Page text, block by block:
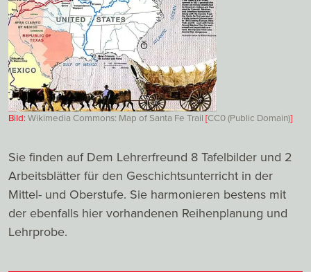
Bild:Wikimedia Commons: Map of Santa Fe Trail [CC0 (Public Domain)]
Sie finden auf Dem Lehrerfreund 8 Tafelbilder und 2
Arbeitsblätter für den Geschichtsunterricht in der
Mittel- und Oberstufe. Sie harmonieren bestens mit
der ebenfalls hier vorhandenen Reihenplanung und
Lehrprobe.